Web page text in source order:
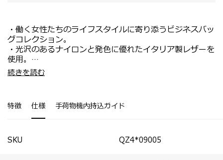
・働く女性たちのライフスタイルに寄り添うビジネスバッ
グコレクション。
・光沢のあるナイロンと発色に優れたイタリア製レザーを
使用。
・滑りの良いファスナー、高い自立性、マチつきポケット
など機能面が充実。
・休日に最適なクロスボディバッグ。
・ヨコ型のSサイズとタテ型のMサイズを展開。
います。
・上質な素材がカジュアルスタイルを華やかに演出。
続きを読む
特徴 仕様 手荷物機内持込ガイド
SKU QZ4*09005